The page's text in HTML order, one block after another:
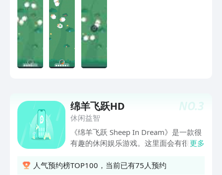
NO.3
绵羊飞跃HD
休闲益智
《绵羊飞跃 Sheep In Dream》是一款很
有趣的休闲娱乐游戏。这里面会有很多的
是帮助这些小羊逃离，游戏画面非常的可
更多
人气预约榜TOP100，当前已有75人预约